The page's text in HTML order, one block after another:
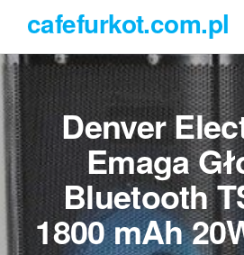
treści
cafefurkot.com.pl
Denver
Emaga
Bluetooth
1800 mAh